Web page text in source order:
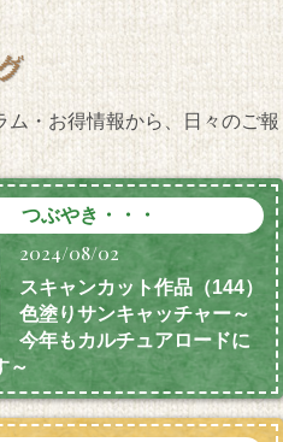
ム・お得情報から、日々のご報
つぶやき・・・
2024/08/02
スキャンカット作品（144）
色塗りサンキャッチャー～
今年もカルチュアロードに
～